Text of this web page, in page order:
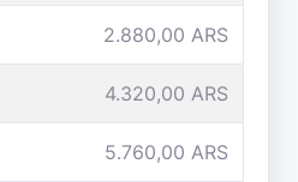
2.880,00 ARS
4.320,00 ARS
5.760,00 ARS